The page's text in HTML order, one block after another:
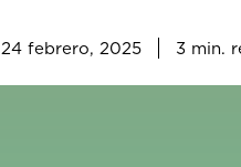
24 febrero, 2025 3 min.